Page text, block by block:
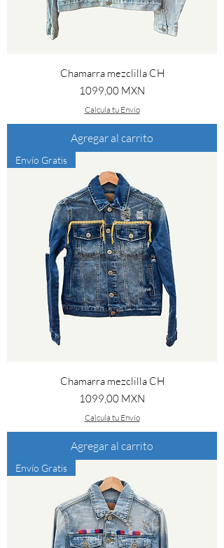
Chamarra mezclilla CH
Precio
1099,00 MXN
Calcula tu Envío
Agregar al carrito
Envío Gratis
Chamarra mezclilla CH
Precio
1099,00 MXN
Calcula tu Envío
Agregar al carrito
Envío Gratis